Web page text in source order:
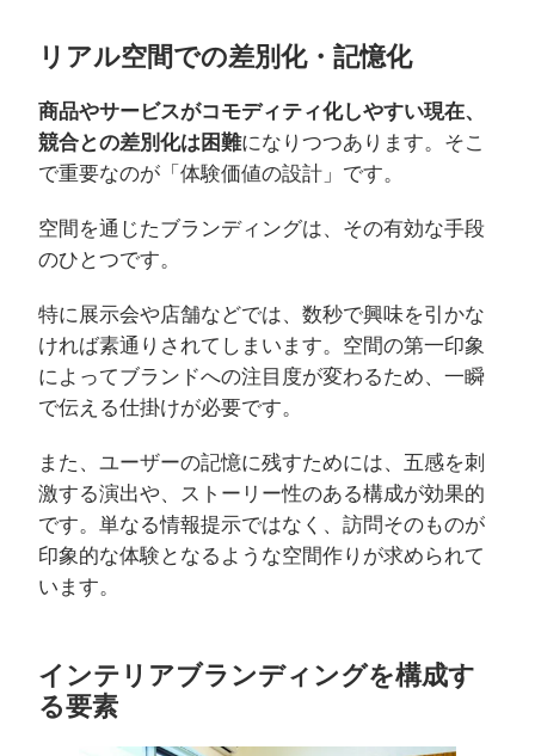
リアル空間での差別化・記憶化
商品やサービスがコモディティ化しやすい現在、
競合との差別化は困難になりつつあります。そこ
で重要なのが「体験価値の設計」です。
空間を通じたブランディングは、その有効な手段
のひとつです。
特に展示会や店舗などでは、数秒で興味を引かな
ければ素通りされてしまいます。空間の第一印象
によってブランドへの注目度が変わるため、一瞬
で伝える仕掛けが必要です。
また、ユーザーの記憶に残すためには、五感を刺
激する演出や、ストーリー性のある構成が効果的
です。単なる情報提示ではなく、訪問そのものが
印象的な体験となるような空間作りが求められて
います。
インテリアブランディングを構成す
る要素